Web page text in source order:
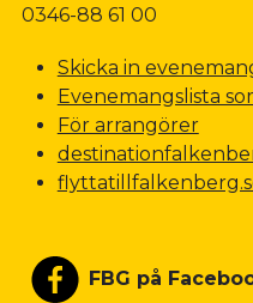
0346-88 61 00
Skicka in
Evenemangslista
För arrangörer
FBG på